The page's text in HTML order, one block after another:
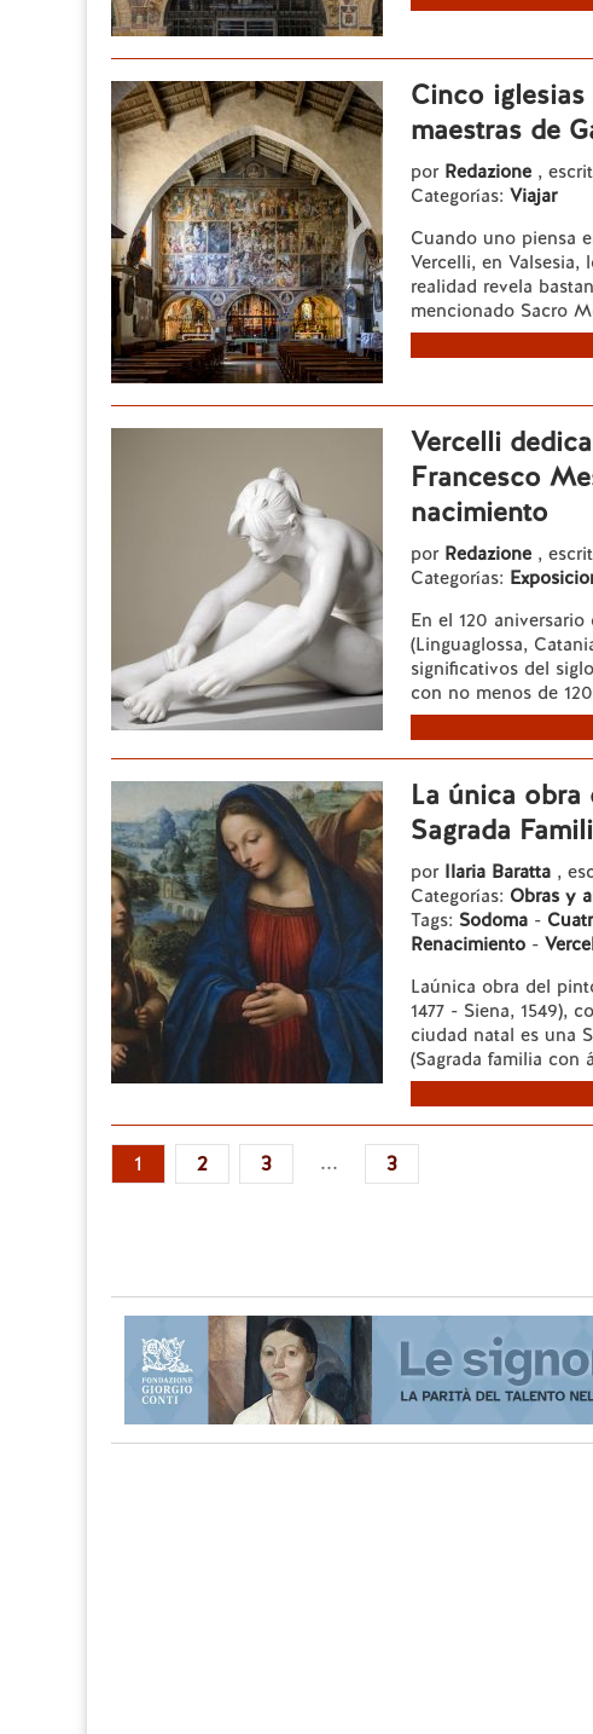
Cinco
maestras de
por Redazione ,
Categorías: Viajar
Cuando uno piensa
Vercelli, en
realidad revela
mencionado Sacro
Vercelli
Francesco
nacimiento
por Redazione ,
Categorías:
En el 120
(Linguaglossa,
significativos del
con no menos de
La única obra
Sagrada
por Ilaria Baratta ,
Categorías: Obras y
Tags: Sodoma -
Renacimiento -
Laúnica obra del
1477 - Siena, 1549),
ciudad natal es una
(Sagrada familia con
1 2 3 ... 3